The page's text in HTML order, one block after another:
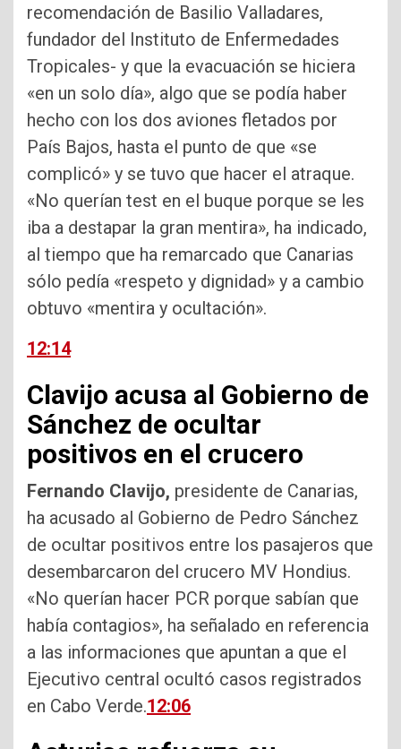
recomendación de Basilio Valladares,
fundador del Instituto de Enfermedades
Tropicales- y que la evacuación se hiciera
«en un solo día», algo que se podía haber
hecho con los dos aviones fletados por
País Bajos, hasta el punto de que «se
complicó» y se tuvo que hacer el atraque.
«No querían test en el buque porque se les
iba a destapar la gran mentira», ha indicado,
al tiempo que ha remarcado que Canarias
sólo pedía «respeto y dignidad» y a cambio
obtuvo «mentira y ocultación».
12:14
Clavijo acusa al Gobierno de
Sánchez de ocultar
positivos en el crucero
Fernando Clavijo, presidente de Canarias,
ha acusado al Gobierno de Pedro Sánchez
de ocultar positivos entre los pasajeros que
desembarcaron del crucero MV Hondius.
«No querían hacer PCR porque sabían que
había contagios», ha señalado en referencia
a las informaciones que apuntan a que el
Ejecutivo central ocultó casos registrados
en Cabo Verde.12:06